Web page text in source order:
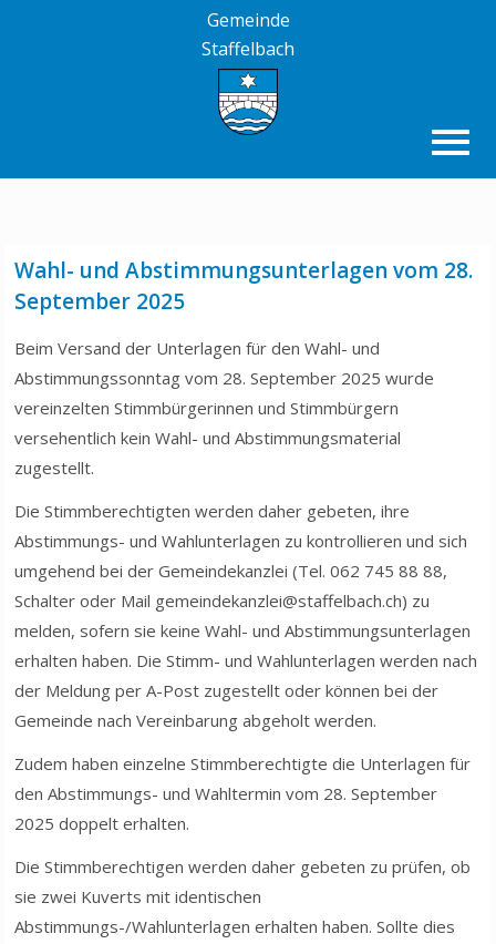
Gemeinde
Staffelbach
Wahl- und Abstimmungsunterlagen vom 28.
September 2025
Beim Versand der Unterlagen für den Wahl- und
Abstimmungssonntag vom 28. September 2025 wurde
vereinzelten Stimmbürgerinnen und Stimmbürgern
versehentlich kein Wahl- und Abstimmungsmaterial
zugestellt.
Die Stimmberechtigten werden daher gebeten, ihre
Abstimmungs- und Wahlunterlagen zu kontrollieren und sich
umgehend bei der Gemeindekanzlei (Tel. 062 745 88 88,
Schalter oder Mail gemeindekanzlei@staffelbach.ch) zu
melden, sofern sie keine Wahl- und Abstimmungsunterlagen
erhalten haben. Die Stimm- und Wahlunterlagen werden nach
der Meldung per A-Post zugestellt oder können bei der
Gemeinde nach Vereinbarung abgeholt werden.
Zudem haben einzelne Stimmberechtigte die Unterlagen für
den Abstimmungs- und Wahltermin vom 28. September
2025 doppelt erhalten.
Die Stimmberechtigen werden daher gebeten zu prüfen, ob
sie zwei Kuverts mit identischen
Abstimmungs-/Wahlunterlagen erhalten haben. Sollte dies